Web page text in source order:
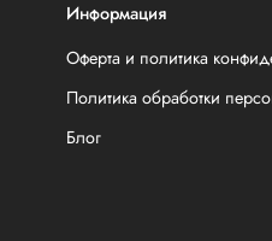
Информация
Оферта и политика
Политика обработки
Блог